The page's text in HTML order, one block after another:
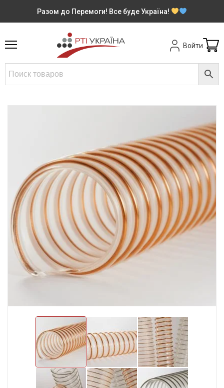
Разом до Перемоги! Все буде Україна!
Войти